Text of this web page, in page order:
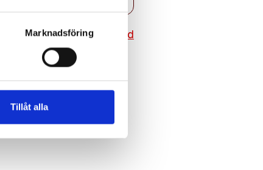
Marknadsföring
Tillåt alla
Återställ lösenord